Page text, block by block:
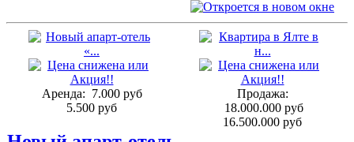
Аренда: 7.000 руб
5.500 руб
Продажа:
18.000.000 руб
16.500.000 руб